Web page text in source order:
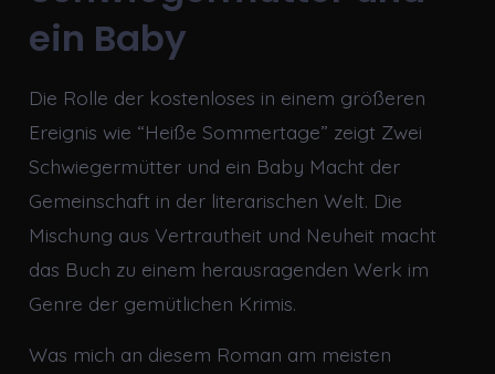
ein Baby
Die Rolle der kostenloses in einem größeren
Ereignis wie “Heiße Sommertage” zeigt Zwei
Schwiegermütter und ein Baby Macht der
Gemeinschaft in der literarischen Welt. Die
Mischung aus Vertrautheit und Neuheit macht
das Buch zu einem herausragenden Werk im
Genre der gemütlichen Krimis.
Was mich an diesem Roman am meisten